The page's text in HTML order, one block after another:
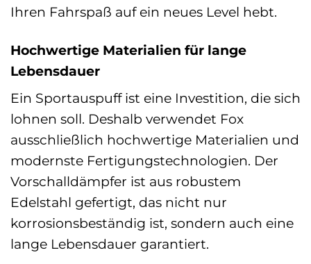
Ihren Fahrspaß auf ein neues Level hebt.
Hochwertige Materialien für lange
Lebensdauer
Ein Sportauspuff ist eine Investition, die sich
lohnen soll. Deshalb verwendet Fox
ausschließlich hochwertige Materialien und
modernste Fertigungstechnologien. Der
Vorschalldämpfer ist aus robustem
Edelstahl gefertigt, das nicht nur
korrosionsbeständig ist, sondern auch eine
lange Lebensdauer garantiert.